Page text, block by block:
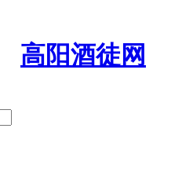
高阳酒徒网